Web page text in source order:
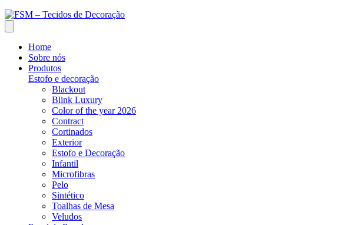
Home
Sobre nós
Produtos
Estofo e decoração
Blackout
Blink Luxury
Color of the year 2026
Contract
Cortinados
Exterior
Estofo e Decoração
Infantil
Microfibras
Pelo
Sintético
Toalhas de Mesa
Veludos